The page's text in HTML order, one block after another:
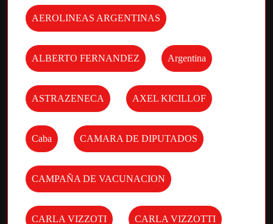
AEROLINEAS ARGENTINAS
ALBERTO FERNANDEZ Argentina
ASTRAZENECA AXEL KICILLOF
Caba CAMARA DE DIPUTADOS
CAMPAÑA DE VACUNACION
CARLA VIZZOTI CARLA VIZZOTTI